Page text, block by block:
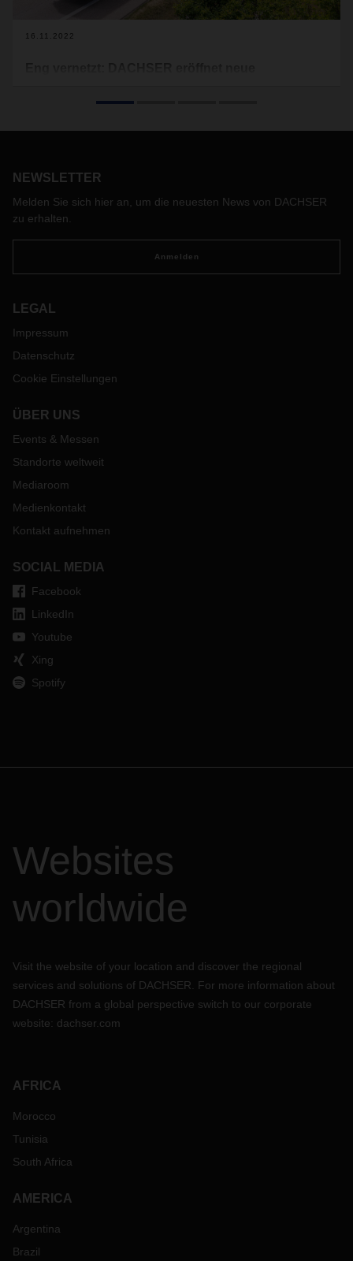
16.11.2022
Trotz der aktuellen wirtschaftlichen Herausforderungen
Transportnetzwerk zu verdichten und Lieferketten zu
optimieren. Dazu gehören auch tägliche Abfahrten aus allen
Regionen Deutschlands auf die Iberische Halbinsel, nach
NEWSLETTER
Melden Sie sich hier an, um die neuesten News von DACHSER
zu erhalten.
Anmelden
LEGAL
Impressum
Datenschutz
Cookie Einstellungen
ÜBER UNS
Events & Messen
Standorte weltweit
Mediaroom
Medienkontakt
Kontakt aufnehmen
SOCIAL MEDIA
Facebook
LinkedIn
Youtube
Xing
Spotify
Websites
worldwide
Visit the website of your location and discover the regional
services and solutions of DACHSER. For more information about
DACHSER from a global perspective switch to our corporate
website: dachser.com
AFRICA
Morocco
Tunisia
South Africa
AMERICA
Argentina
Brazil